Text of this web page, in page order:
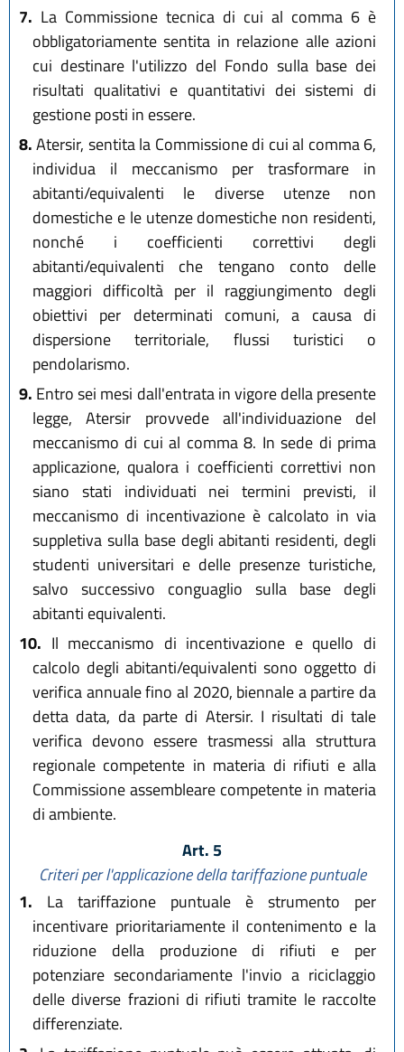
7. La Commissione tecnica di cui al comma 6 è
obbligatoriamente sentita in relazione alle azioni
cui destinare l'utilizzo del Fondo sulla base dei
risultati qualitativi e quantitativi dei sistemi di
gestione posti in essere.
8.Atersir, sentita la Commissione di cui al comma 6,
individua il meccanismo per trasformare in
abitanti/equivalenti le diverse utenze non
domestiche e le utenze domestiche non residenti,
nonché i coefficienti correttivi degli
abitanti/equivalenti che tengano conto delle
maggiori difficoltà per il raggiungimento degli
obiettivi per determinati comuni, a causa di
dispersione territoriale, flussi turistici o
pendolarismo.
9. Entro sei mesi dall'entrata in vigore della presente
legge, Atersir provvede all'individuazione del
meccanismo di cui al comma 8. In sede di prima
applicazione, qualora i coefficienti correttivi non
siano stati individuati nei termini previsti, il
meccanismo di incentivazione è calcolato in via
suppletiva sulla base degli abitanti residenti, degli
studenti universitari e delle presenze turistiche,
salvo successivo conguaglio sulla base degli
abitanti equivalenti.
10. Il meccanismo di incentivazione e quello di
calcolo degli abitanti/equivalenti sono oggetto di
verifica annuale fino al 2020, biennale a partire da
detta data, da parte di Atersir. I risultati di tale
verifica devono essere trasmessi alla struttura
regionale competente in materia di rifiuti e alla
Commissione assembleare competente in materia
di ambiente.
Art. 5
Criteri per l'applicazione della tariffazione puntuale
1. La tariffazione puntuale è strumento per
incentivare prioritariamente il contenimento e la
riduzione della produzione di rifiuti e per
potenziare secondariamente l'invio a riciclaggio
delle diverse frazioni di rifiuti tramite le raccolte
differenziate.